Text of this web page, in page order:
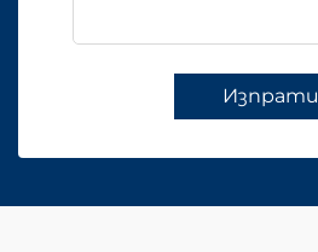
Изпрати